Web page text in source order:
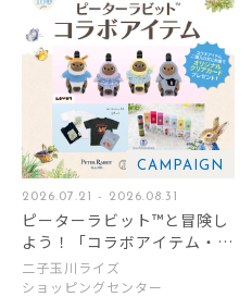
CAMPAIGN
2026.07.21 - 2026.08.31
ピーターラビット™と冒険し
よう！「コラボアイテム・コ
ラボメニュー」販売
二子玉川ライズ
ショッピングセンター